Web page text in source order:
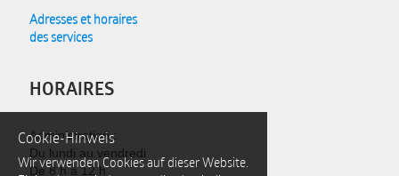
Adresses et horaires
des services
HORAIRES
Administration :
Du lundi au vendredi
De 8 h à 12 h
Cookie-Hinweis
Wir verwenden Cookies auf dieser Website.